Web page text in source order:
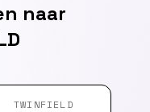
naar
TWINFIELD